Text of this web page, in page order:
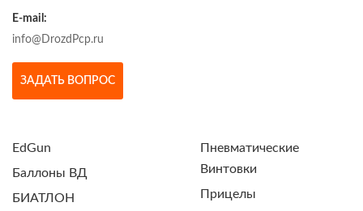
E-mail:
info@DrozdPcp.ru
ЗАДАТЬ ВОПРОС
EdGun
Баллоны ВД
БИАТЛОН
Пневматические
Винтовки
Прицелы